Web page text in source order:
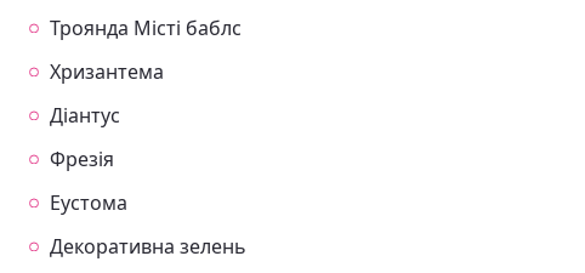
Троянда Місті баблс
Хризантема
Діантус
Фрезія
Еустома
Декоративна зелень